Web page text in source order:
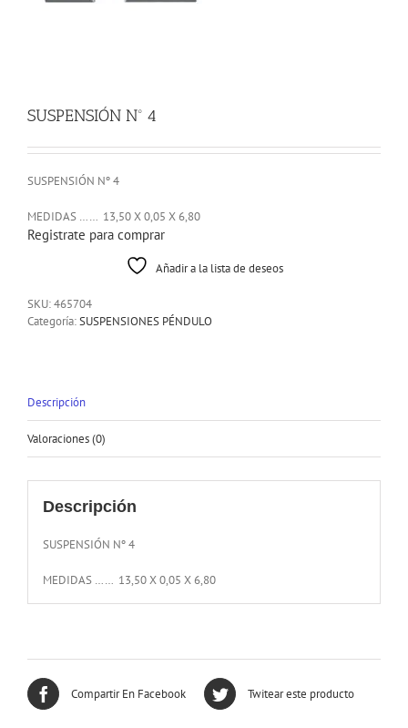
SUSPENSIÓN Nº 4
SUSPENSIÓN Nº 4
MEDIDAS …… 13,50 X 0,05 X 6,80
Registrate para comprar
Añadir a la lista de deseos
SKU:465704
Categoría:SUSPENSIONES PÉNDULO
Descripción
Valoraciones (0)
Descripción
SUSPENSIÓN Nº 4
MEDIDAS …… 13,50 X 0,05 X 6,80
Compartir En Facebook Twitear este producto